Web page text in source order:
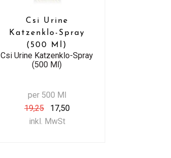
Csi Urine
Katzenklo-Spray
(500 Ml)
Csi Urine Katzenklo-Spray
(500 Ml)
per 500 Ml
19,25
17,50
inkl. MwSt